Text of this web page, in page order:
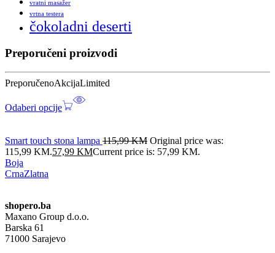
vratni masažer
vrtna testera
čokoladni deserti
Preporučeni proizvodi
PreporučenoAkcijaLimited
Odaberi opcije
Smart touch stona lampa 115,99KM Original price was:
115,99 KM.57,99 KMCurrent price is: 57,99 KM.
Boja
CrnaZlatna
shopero.ba
Maxano Group d.o.o.
Barska 61
71000 Sarajevo